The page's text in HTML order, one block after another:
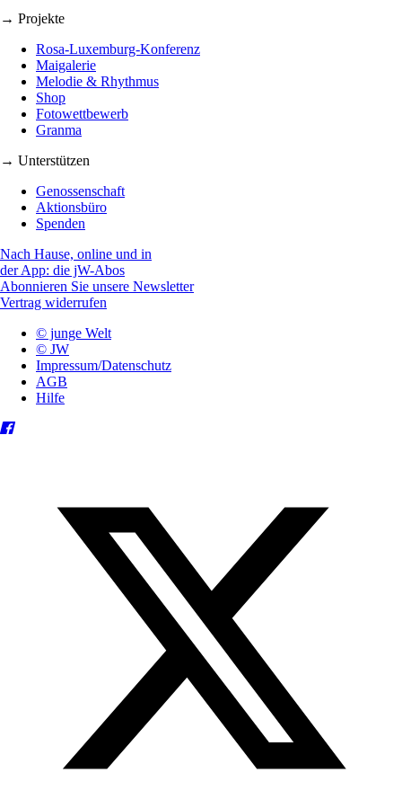
→ Projekte
Rosa-Luxemburg-Konferenz
Maigalerie
Melodie & Rhythmus
Shop
Fotowettbewerb
Granma
→ Unterstützen
Genossenschaft
Aktionsbüro
Spenden
Nach Hause, online und in
der App: die jW-Abos
Abonnieren Sie unsere Newsletter
Vertrag widerrufen
© junge Welt
© JW
Impressum/Datenschutz
AGB
Hilfe